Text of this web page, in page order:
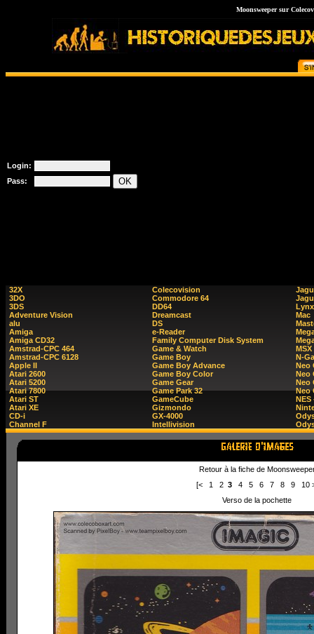
Moonsweeper sur
Login:
Pass:
32X
3DO
3DS
Adventure Vision
alu
Amiga
Amiga CD32
Amstrad-CPC 464
Amstrad-CPC 6128
Apple II
Atari 2600
Atari 5200
Atari 7800
Atari ST
Atari XE
CD-i
Channel F
Colecovision
Commodore 64
DD64
Dreamcast
DS
e-Reader
Family Computer Disk System
Game & Watch
Game Boy
Game Boy Advance
Game Boy Color
Game Gear
Game Park 32
GameCube
Gizmondo
GX-4000
Intellivision
Lynx
Mac
MSX
N-
Neo
Neo
Neo
Neo
NES
Retour à la fiche de
[<
1 23 4 5 6 7 8 9 10
Verso de la pochette